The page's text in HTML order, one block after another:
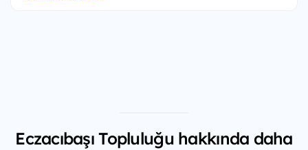
Eczacıbaşı Topluluğu hakkında daha